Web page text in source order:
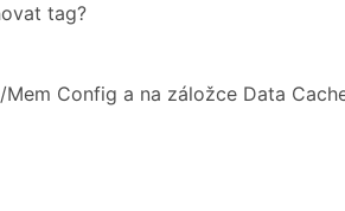
tag?
Config a na záložce Data